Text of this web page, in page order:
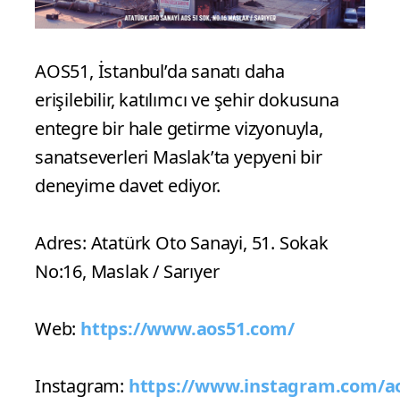
AOS51, İstanbul’da sanatı daha
erişilebilir, katılımcı ve şehir dokusuna
entegre bir hale getirme vizyonuyla,
sanatseverleri Maslak’ta yepyeni bir
deneyime davet ediyor.
Adres: Atatürk Oto Sanayi, 51. Sokak
No:16, Maslak / Sarıyer
Web: https://www.aos51.com/
Instagram: https://www.instagram.com/